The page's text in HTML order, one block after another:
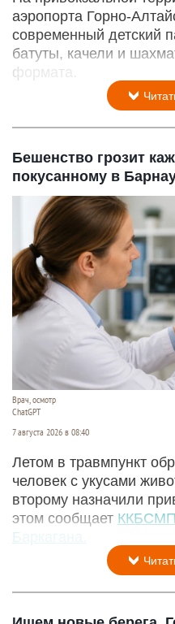
аэропорта Горно-
современный детский
батуты, качели и
формата.
Бешенство грозит
покусанному в
Врач, осмотр
ChatGPT
7 августа 2026 в 08:40
Летом в травмпункт
человек с укусами
второму назначили
этом сообщает
Баркагана.